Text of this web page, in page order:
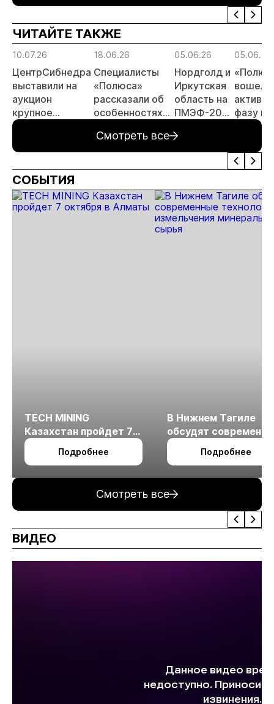
шлака
Дегдекан
ЧИТАЙТЕ ТАКЖЕ
10.07.26
ЦентрСибнедра
выставили на
аукцион
крупное
россыпное
Аканак-
Накатами с
запасами 530 кг
золота
18.06.26
Специалисты
«Полюса»
рассказали об
особенностях
работ на
месторождении
Сухой лог
05.06.26
Нордголд и
Иркутская
область на
ПМЭФ-2026
соглашение
по проекту
«Урях»
05.06.26
вошел в
фазу по
Лога»
Смотреть все
СОБЫТИЯ
TECH MINING
Казахстан пройдет 7
октября в Алматы
Подробнее
В Нижнем Тагиле
обсудят
технологии
измельчения
Подробнее
Смотреть все
ВИДЕО